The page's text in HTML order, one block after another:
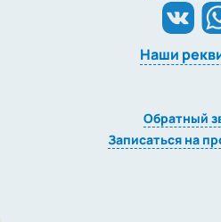
Наши
Обратный
Записаться на